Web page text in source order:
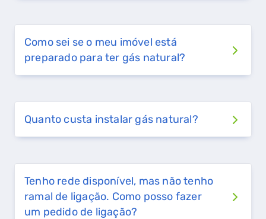
Como sei se o meu imóvel está
preparado para ter gás natural?
Quanto custa instalar gás natural?
Tenho rede disponível, mas não tenho
ramal de ligação. Como posso fazer
um pedido de ligação?